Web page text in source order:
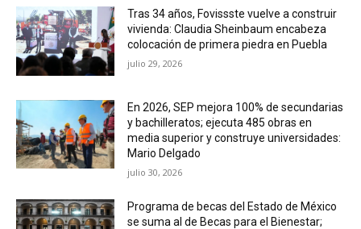
Tras 34 años, Fovissste vuelve a construir
vivienda: Claudia Sheinbaum encabeza
colocación de primera piedra en Puebla
julio 29, 2026
En 2026, SEP mejora 100% de secundarias
y bachilleratos; ejecuta 485 obras en
media superior y construye universidades:
Mario Delgado
julio 30, 2026
Programa de becas del Estado de México
se suma al de Becas para el Bienestar;